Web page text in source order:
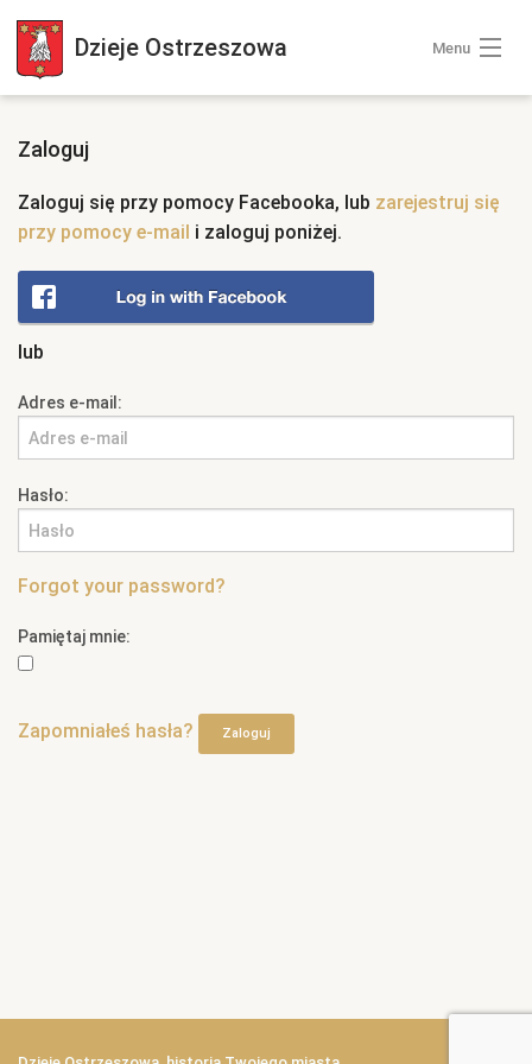
Dzieje Ostrzeszowa Menu
Zaloguj się
+ Dodaj zdjęcia
Zaloguj
Zaloguj się przy pomocy Facebooka, lub zarejestruj się
przy pomocy e-mail i zaloguj poniżej.
lub
Adres e-mail:
Hasło:
Forgot your password?
Pamiętaj mnie:
Zapomniałeś hasła? Zaloguj